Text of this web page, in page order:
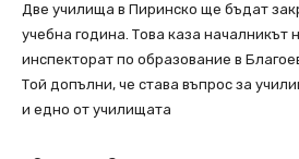
Две училища в Пиринско ще бъдат
учебна година. Това каза началникът
инспекторат по образование в
Той допълни, че става въпрос за
и едно от училищата